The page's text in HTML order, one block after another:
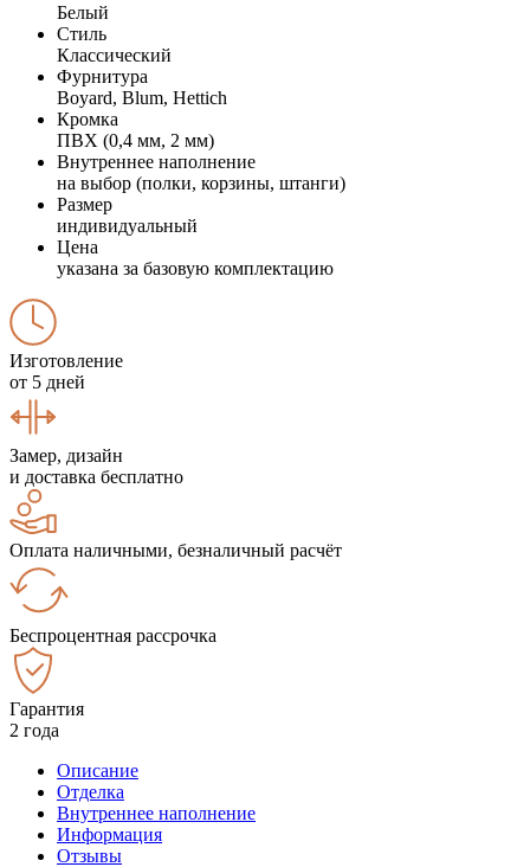
Белый
Стиль
Классический
Фурнитура
Boyard, Blum, Hettich
Кромка
ПВХ (0,4 мм, 2 мм)
Внутреннее наполнение
на выбор (полки, корзины, штанги)
Размер
индивидуальный
Цена
указана за базовую комплектацию
Изготовление
от 5 дней
Замер, дизайн
и доставка бесплатно
Оплата наличными, безналичный расчёт
Беспроцентная рассрочка
Гарантия
2 года
Описание
Отделка
Внутреннее наполнение
Информация
Отзывы